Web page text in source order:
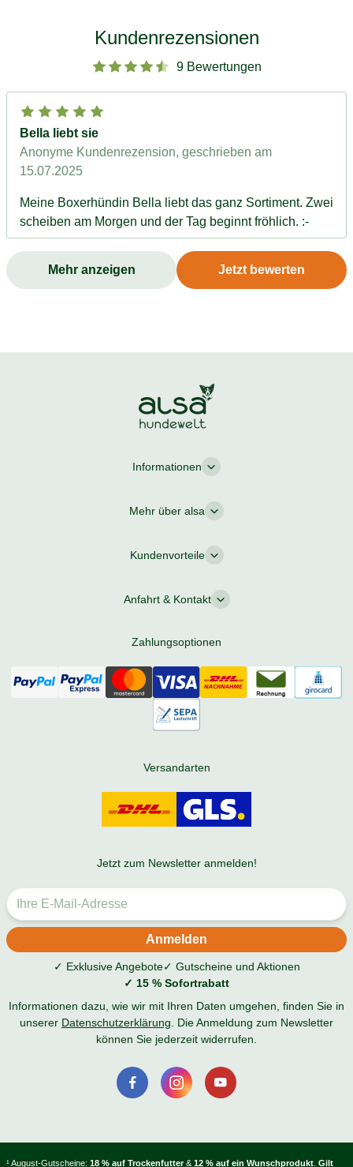
Kundenrezensionen
9 Bewertungen
Bella liebt sie
Anonyme Kundenrezension, geschrieben am
15.07.2025
Meine Boxerhündin Bella liebt das ganz Sortiment. Zwei
scheiben am Morgen und der Tag beginnt fröhlich. :-
Mehr anzeigen Jetzt bewerten
Informationen
Mehr über alsa
Kundenvorteile
Anfahrt & Kontakt
Zahlungsoptionen
Versandarten
Jetzt zum Newsletter anmelden!
✓ Exklusive Angebote✓ Gutscheine und Aktionen
✓ 15 % Sofortrabatt
Informationen dazu, wie wir mit Ihren Daten umgehen, finden Sie in
unserer Datenschutzerklärung . Die Anmeldung zum Newsletter
können Sie jederzeit widerrufen.
¹ August-Gutscheine: 18 % auf Trockenfutter & 12 % auf ein Wunschprodukt Gilt